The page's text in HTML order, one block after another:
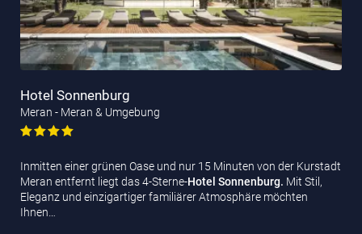
Hotel Sonnenburg
Meran - Meran & Umgebung
Inmitten einer grünen Oase und nur 15 Minuten von der Kurstadt
Meran entfernt liegt das 4-Sterne-Hotel Sonnenburg. Mit Stil,
Eleganz und einzigartiger familiärer Atmosphäre möchten
Ihnen…